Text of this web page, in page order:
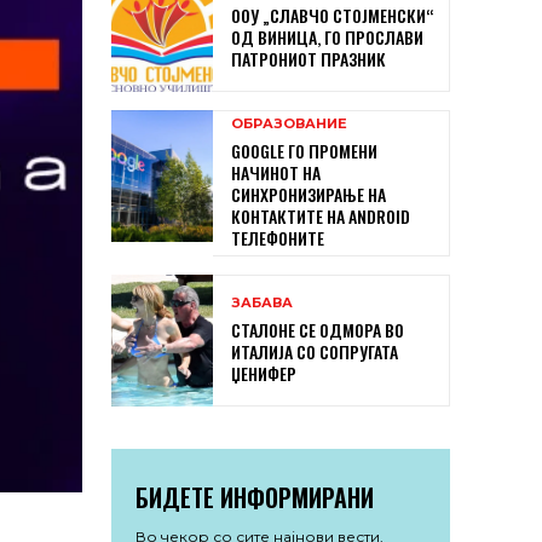
ООУ „СЛАВЧО СТОЈМЕНСКИ“
ОД ВИНИЦА, ГО ПРОСЛАВИ
ПАТРОНИОТ ПРАЗНИК
ОБРАЗОВАНИЕ
GOOGLE ГО ПРОМЕНИ
НАЧИНОТ НА
СИНХРОНИЗИРАЊЕ НА
КОНТАКТИТЕ НА ANDROID
ТЕЛЕФОНИТЕ
ЗАБАВА
СТАЛОНЕ СЕ ОДМОРА ВО
ИТАЛИЈА СО СОПРУГАТА
ЏЕНИФЕР
БИДЕТЕ ИНФОРМИРАНИ
Во чекор со сите најнови вести,